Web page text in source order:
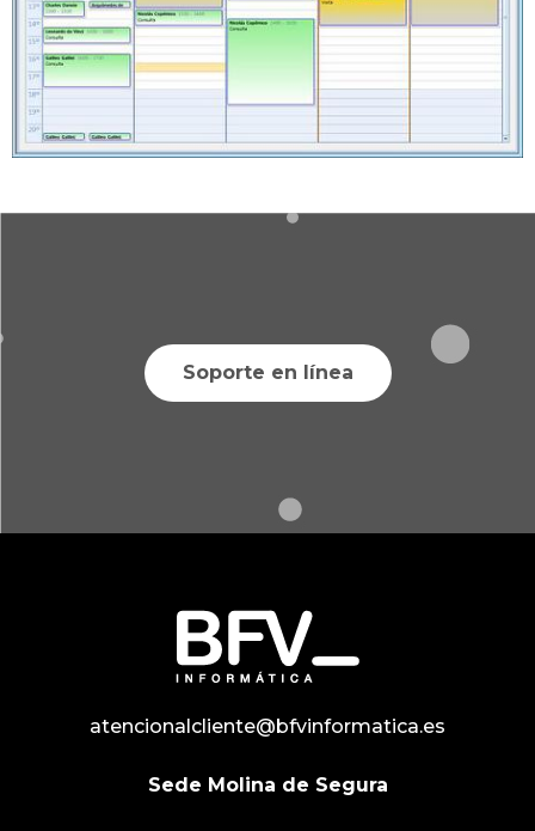
Soporte en línea
atencionalcliente@bfvinformatica.es
Sede Molina de Segura